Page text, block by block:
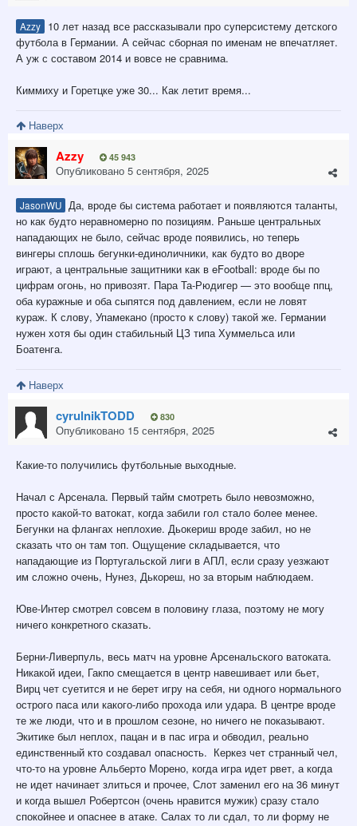
Azzy
10 лет назад все рассказывали про суперсистему детского
футбола в Германии. А сейчас сборная по именам не впечатляет.
А уж с составом 2014 и вовсе не сравнима.
Киммиху и Горетцке уже 30... Как летит время...
Наверх
Azzy 45 943
Опубликовано 5 сентября, 2025
JasonWU Да, вроде бы система работает и появляются таланты,
но как будто неравномерно по позициям. Раньше центральных
нападающих не было, сейчас вроде появились, но теперь
вингеры сплошь бегунки-единоличники, как будто во дворе
играют, а центральные защитники как в eFootball: вроде бы по
цифрам огонь, но привозят. Пара Та-Рюдигер — это вообще ппц,
оба куражные и оба сыпятся под давлением, если не ловят
кураж. К слову, Упамекано (просто к слову) такой же. Германии
нужен хотя бы один стабильный ЦЗ типа Хуммельса или
Боатенга.
Наверх
cyrulnikTODD 830
Опубликовано 15 сентября, 2025
Какие-то получились футбольные выходные.
Начал с Арсенала. Первый тайм смотреть было невозможно,
просто какой-то ватокат, когда забили гол стало более менее.
Бегунки на флангах неплохие. Дьокериш вроде забил, но не
сказать что он там топ. Ощущение складывается, что
нападающие из Португальской лиги в АПЛ, если сразу уезжают
им сложно очень, Нунез, Дькореш, но за вторым наблюдаем.
Юве-Интер смотрел совсем в половину глаза, поэтому не могу
ничего конкретного сказать.
Берни-Ливерпуль, весь матч на уровне Арсенальского ватоката.
Никакой идеи, Гакпо смещается в центр навешивает или бьет,
Вирц чет суетится и не берет игру на себя, ни одного нормального
острого паса или какого-либо прохода или удара. В центре вроде
те же люди, что и в прошлом сезоне, но ничего не показывают.
Экитике был неплох, пацан и в пас игра и обводил, реально
единственный кто создавал опасность. Керкез чет странный чел,
что-то на уровне Альберто Морено, когда игра идет рвет, а когда
не идет начинает злиться и прочее, Слот заменил его на 36 минут
и когда вышел Робертсон (очень нравится мужик) сразу стало
спокойнее и опаснее в атаке. Салах то ли сдал, то ли форму не